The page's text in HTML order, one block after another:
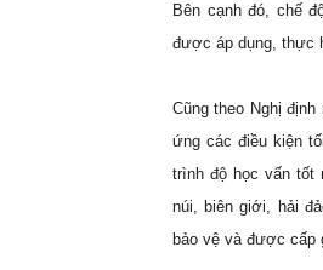
Bên cạnh đó, chế
được áp dụng, thực
Cũng theo Nghị
ứng các điều kiện
trình độ học vấn tốt
núi, biên giới, hải
bảo vệ và được cấp